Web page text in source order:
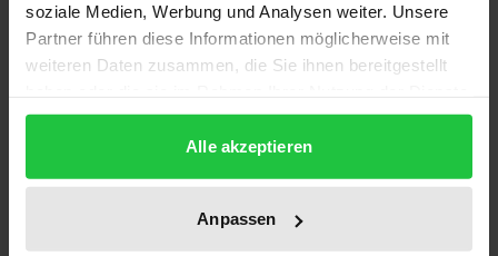
soziale Medien, Werbung und Analysen weiter. Unsere
Partner führen diese Informationen möglicherweise mit
weiteren Daten zusammen, die Sie ihnen bereitgestellt
gesammelt haben.
Alle akzeptieren
Anpassen
Konventionelle Tischmanieren sind ein Kennzeichen
jeder zivilisierten Gesellschaft. Doch warum wurden
von Lehrbüchern für sozial höhergestellte Kinder,
sondern sind zahlreich auch als eigenständige Texte
überliefert, die eine eigene Literaturgattung
„(höfische) Tischzuchten“ bilden.